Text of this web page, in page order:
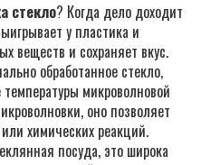
стекло? Когда дело доходит
у пластика и
веществ и сохраняет вкус.
обработанное стекло,
микроволновой
, оно позволяет
химических реакций.
посуда, это широка